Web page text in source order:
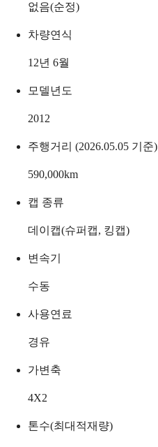
없음(순정)
차량연식
12년 6월
모델년도
2012
주행거리 (2026.05.05 기준)
590,000km
캡 종류
데이캡(슈퍼캡, 킹캡)
변속기
수동
사용연료
경유
가변축
4X2
톤수(최대적재량)